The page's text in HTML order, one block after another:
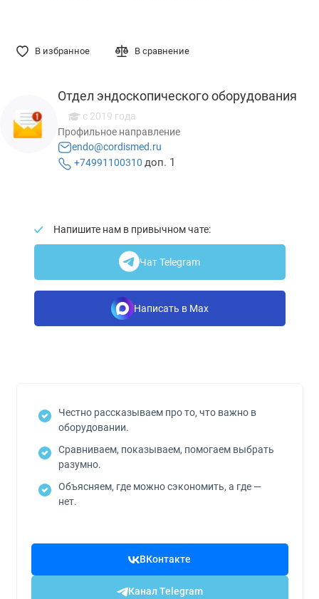
В избранное В сравнение
Отдел эндоскопического оборудования
с 2019 года
Профильное направление
endo@cordismed.ru
+74991100310 доп. 1
Напишите нам в привычном чате:
Чат Telegram
Написать в Max
Честно рассказываем про то, что важно в
оборудовании.
Сравниваем, показываем, помогаем выбрать
разумно.
Объясняем, где можно сэкономить, а где —
нет.
ВКонтакте
Канал Telegram